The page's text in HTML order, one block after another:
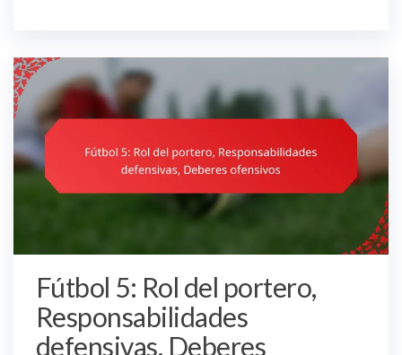
Fútbol 5: Rol del portero,
Responsabilidades
defensivas, Deberes